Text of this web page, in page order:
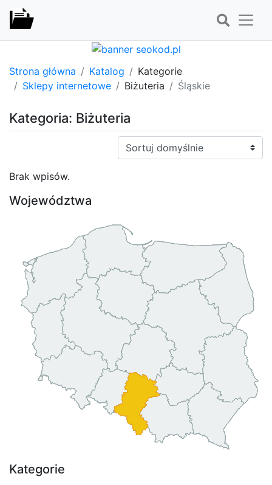
Strona główna Katalog
Kategorie
Sklepy internetowe
Biżuteria Śląskie
Kategoria: Biżuteria
Sortuj:
Brak wpisów.
Województwa
Kategorie